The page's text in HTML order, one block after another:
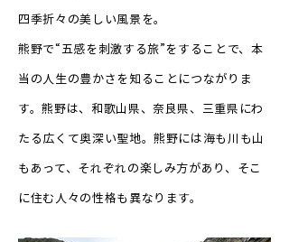
四季折々の美しい風景を。
熊野で“五感を刺激する旅”をすることで、本
当の人生の豊かさを知ることにつながりま
す。熊野は、和歌山県、奈良県、三重県にわ
たる広くて奥深い聖地。熊野には海も川も山
もあって、それぞれの楽しみ方があり、そこ
に住む人々の性格も異なります。